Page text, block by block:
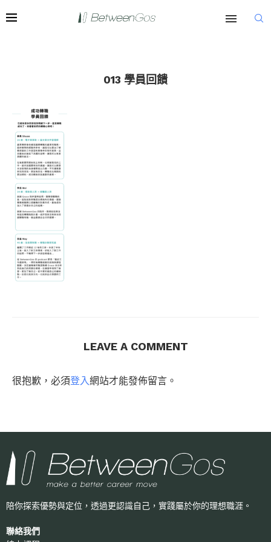
013 學員回饋
LEAVE A COMMENT
很抱歉，必須登入網站才能發佈留言。
陪你探索優勢與定位，透過更認識自己， 實踐屬於你的理想職涯。
聯絡我們